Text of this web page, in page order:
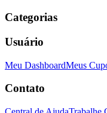
Categorias
Usuário
Meu DashboardMeus
Contato